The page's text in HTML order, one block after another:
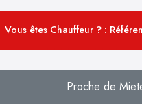
Vous êtes Chauffeur ? :
Proche de